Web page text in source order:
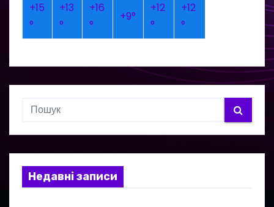
+15
°
+13
°
+16
°
+9°
+12
°
+12
°
Недавні записи